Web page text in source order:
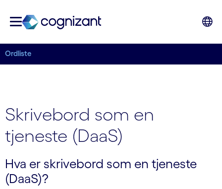
Ordliste
Skrivebord som en
tjeneste (DaaS)
Hva er skrivebord som en tjeneste
(DaaS)?